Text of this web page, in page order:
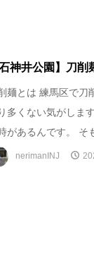
石神井公園】刀削
麺とは 練馬区で刀
多くない気がしま
があるんです。 そ
nerimanINJ